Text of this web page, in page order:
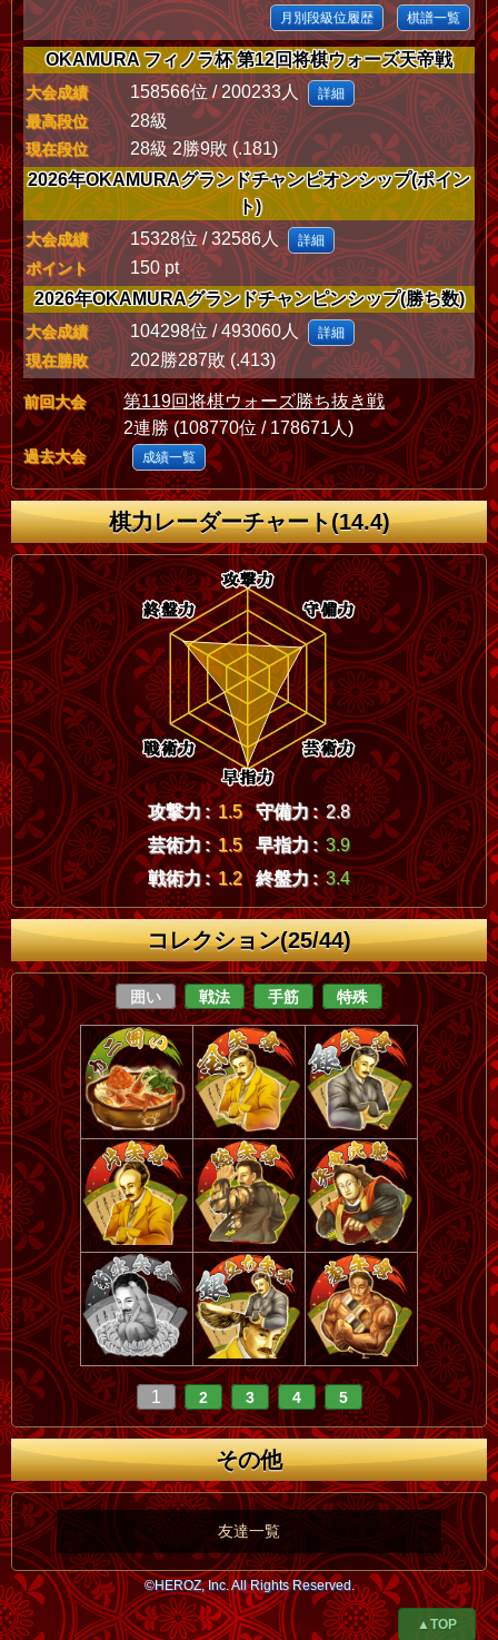
月別段級位履歴 棋譜一覧
OKAMURA フィノラ杯 第12回将棋ウォーズ天帝戦
大会成績 158566位 / 200233人 詳細
最高段位 28級
現在段位
28級 2勝9敗 (.181)
2026年OKAMURAグランドチャンピオンシップ(ポイン
ト)
大会成績 15328位 / 32586人 詳細
ポイント
150 pt
2026年OKAMURAグランドチャンピンシップ(勝ち数)
大会成績 104298位 / 493060人 詳細
現在勝敗 202勝287敗 (.413)
前回大会
第119回将棋ウォーズ勝ち抜き戦
2連勝 (108770位 / 178671人)
過去大会 成績一覧
棋力レーダーチャート(14.4)
攻撃力 : 1.5 守備力 : 2.8
芸術力 : 1.5 早指力 : 3.9
戦術力 : 1.2 終盤力 : 3.4
コレクション(25/44)
囲い 戦法 手筋 特殊
1 2 3 4 5
その他
友達一覧
©HEROZ, Inc. All Rights Reserved.
▲TOP